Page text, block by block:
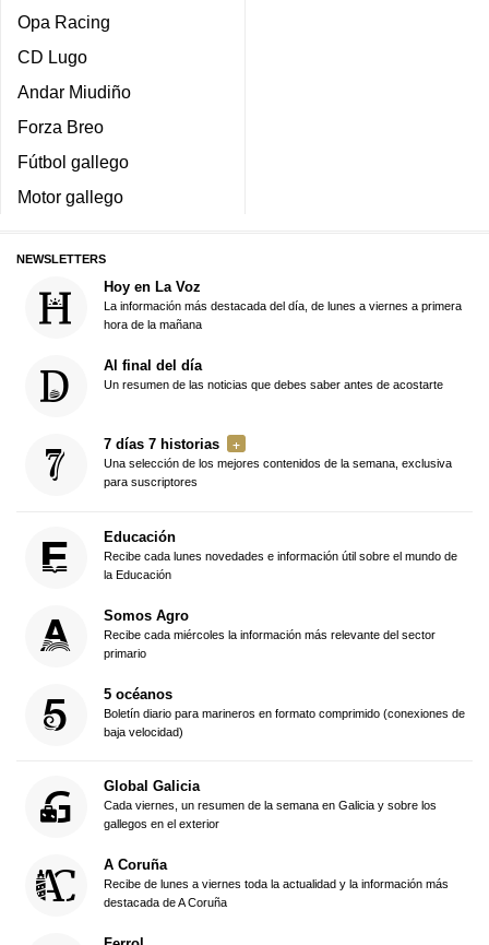
Opa Racing
CD Lugo
Andar Miudiño
Forza Breo
Fútbol gallego
Motor gallego
NEWSLETTERS
Hoy en La Voz
La información más destacada del día, de lunes a viernes a primera
hora de la mañana
Al final del día
Un resumen de las noticias que debes saber antes de acostarte
7 días 7 historias
Una selección de los mejores contenidos de la semana, exclusiva
para suscriptores
Educación
Recibe cada lunes novedades e información útil sobre el mundo de
la Educación
Somos Agro
Recibe cada miércoles la información más relevante del sector
primario
5 océanos
Boletín diario para marineros en formato comprimido (conexiones de
baja velocidad)
Global Galicia
Cada viernes, un resumen de la semana en Galicia y sobre los
gallegos en el exterior
A Coruña
Recibe de lunes a viernes toda la actualidad y la información más
destacada de A Coruña